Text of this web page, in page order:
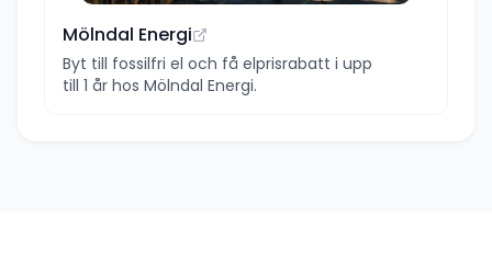
Mölndal Energi
Byt till fossilfri el och få elprisrabatt i upp
till 1 år hos Mölndal Energi.